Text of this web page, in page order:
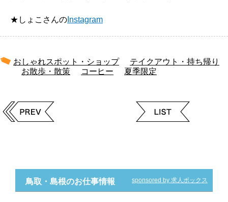
★しょこさんの Instagram
おしゃれスポット・ショップ
テイクアウト・持ち帰り
お散歩・散策
コーヒー 夏季限定
鳥取・島根のお仕事情報 sponsored by 求人ボックス